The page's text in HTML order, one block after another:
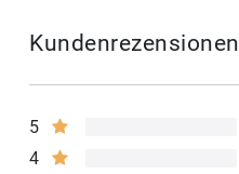
Kundenrezensionen
5
4